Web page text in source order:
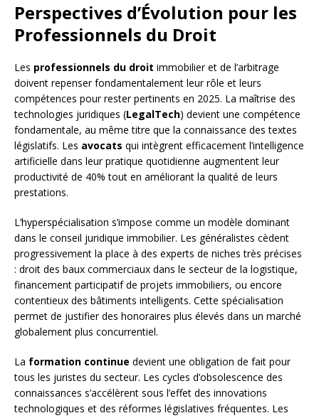
Perspectives d’Évolution pour les
Professionnels du Droit
Les professionnels du droit immobilier et de l’arbitrage
doivent repenser fondamentalement leur rôle et leurs
compétences pour rester pertinents en 2025. La maîtrise des
technologies juridiques (LegalTech) devient une compétence
fondamentale, au même titre que la connaissance des textes
législatifs. Les avocats qui intègrent efficacement l’intelligence
artificielle dans leur pratique quotidienne augmentent leur
productivité de 40% tout en améliorant la qualité de leurs
prestations.
L’hyperspécialisation s’impose comme un modèle dominant
dans le conseil juridique immobilier. Les généralistes cèdent
progressivement la place à des experts de niches très précises
: droit des baux commerciaux dans le secteur de la logistique,
financement participatif de projets immobiliers, ou encore
contentieux des bâtiments intelligents. Cette spécialisation
permet de justifier des honoraires plus élevés dans un marché
globalement plus concurrentiel.
La formation continue devient une obligation de fait pour
tous les juristes du secteur. Les cycles d’obsolescence des
connaissances s’accélèrent sous l’effet des innovations
technologiques et des réformes législatives fréquentes. Les